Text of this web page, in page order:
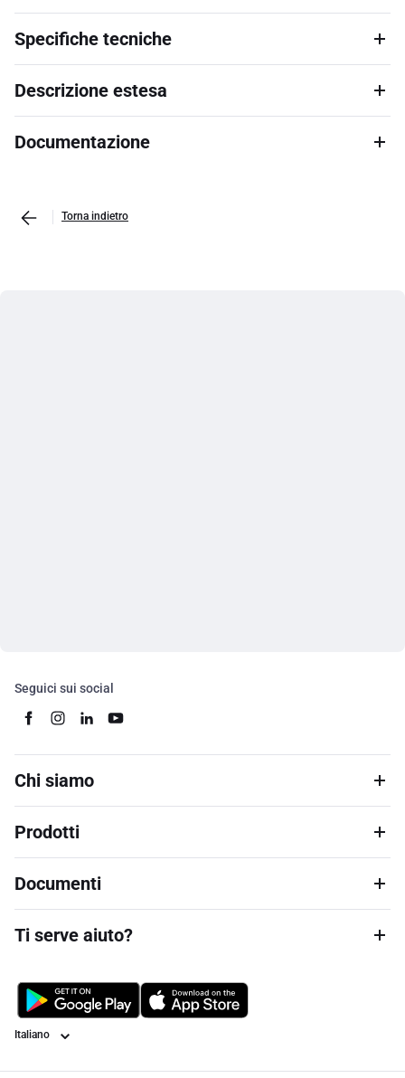
Specifiche tecniche
Descrizione estesa
Documentazione
Torna indietro
Seguici sui social
Chi siamo
Prodotti
Documenti
Ti serve aiuto?
Lingua